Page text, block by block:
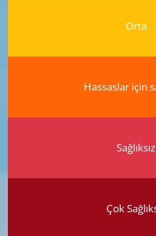
Orta
Hassaslar için
Sağlıksız
Çok